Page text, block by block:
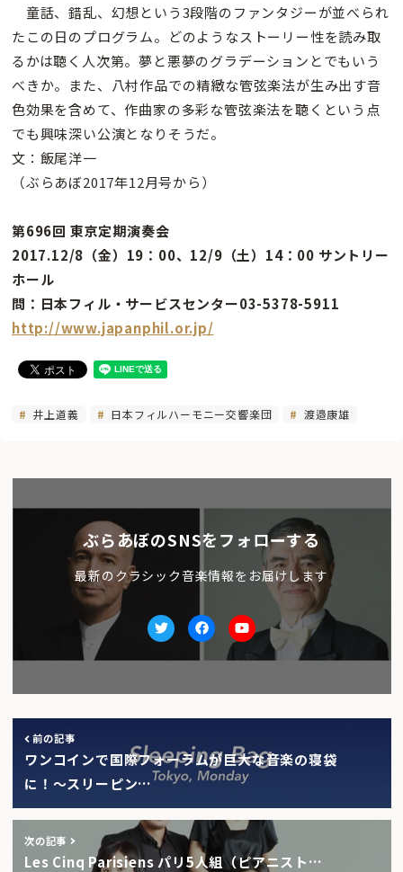
童話、錯乱、幻想という3段階のファンタジーが並べられ
たこの日のプログラム。どのようなストーリー性を読み取
るかは聴く人次第。夢と悪夢のグラデーションとでもいう
べきか。また、八村作品での精緻な管弦楽法が生み出す音
色効果を含めて、作曲家の多彩な管弦楽法を聴くという点
でも興味深い公演となりそうだ。
文：飯尾洋一
（ぶらあぼ2017年12月号から）
第696回 東京定期演奏会
2017.12/8（金）19：00、12/9（土）14：00 サントリー
ホール
問：日本フィル・サービスセンター03-5378-5911
http://www.japanphil.or.jp/
井上道義 日本フィルハーモニー交響楽団 渡邉康雄
ぶらあぼのSNSをフォローする
最新のクラシック音楽情報をお届けします
TwitterfacebookYoutube
前の記事
ワンコインで国際フォーラムが巨大な音楽の寝袋
に！〜スリーピン…
次の記事
Les Cinq Parisiens パリ5人組（ピアニスト…